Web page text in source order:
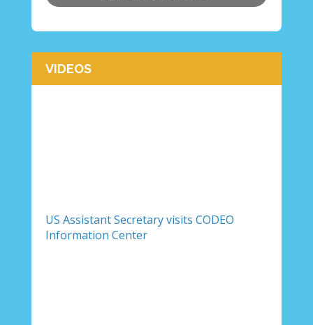
VIDEOS
US Assistant Secretary visits CODEO
Information Center